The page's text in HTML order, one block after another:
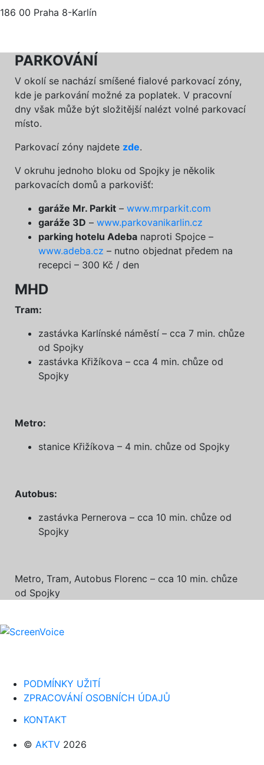
186 00 Praha 8-Karlín
PARKOVÁNÍ
V okolí se nachází smíšené fialové parkovací zóny,
kde je parkování možné za poplatek. V pracovní
dny však může být složitější nalézt volné parkovací
místo.
Parkovací zóny najdete zde.
V okruhu jednoho bloku od Spojky je několik
parkovacích domů a parkovišť:
garáže Mr. Parkit – www.mrparkit.com
garáže 3D – www.parkovanikarlin.cz
parking hotelu Adeba naproti Spojce –
www.adeba.cz – nutno objednat předem na
recepci – 300 Kč / den
MHD
Tram:
zastávka Karlínské náměstí – cca 7 min. chůze
od Spojky
zastávka Křižíkova – cca 4 min. chůze od
Spojky
Metro:
stanice Křižíkova – 4 min. chůze od Spojky
Autobus:
zastávka Pernerova – cca 10 min. chůze od
Spojky
Metro, Tram, Autobus Florenc – cca 10 min. chůze
od Spojky
PODMÍNKY UŽITÍ
ZPRACOVÁNÍ OSOBNÍCH ÚDAJŮ
KONTAKT
© AKTV 2026